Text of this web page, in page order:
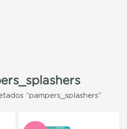
“pampers_splashers”